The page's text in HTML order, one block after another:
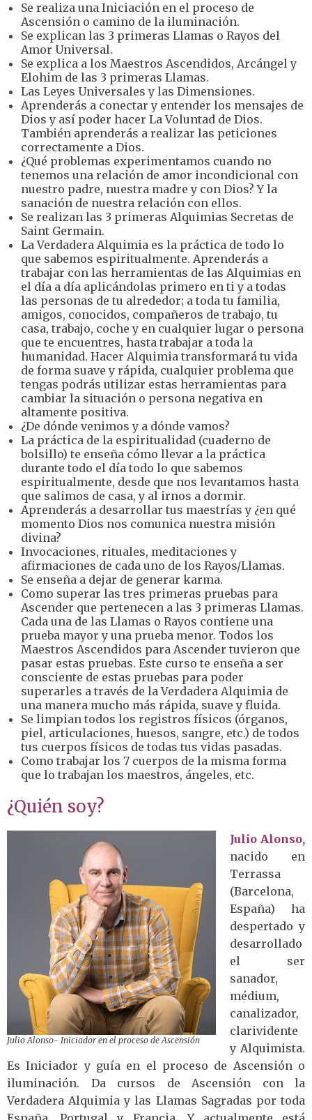
Se realiza una Iniciación en el proceso de
Ascensión o camino de la iluminación.
Se explican las 3 primeras Llamas o Rayos del
Amor Universal.
Se explica a los Maestros Ascendidos, Arcángel y
Elohim de las 3 primeras Llamas.
Las Leyes Universales y las Dimensiones.
Aprenderás a conectar y entender los mensajes de
Dios y así poder hacer La Voluntad de Dios.
También aprenderás a realizar las peticiones
correctamente a Dios.
¿Qué problemas experimentamos cuando no
tenemos una relación de amor incondicional con
nuestro padre, nuestra madre y con Dios? Y la
sanación de nuestra relación con ellos.
Se realizan las 3 primeras Alquimias Secretas de
Saint Germain.
La Verdadera Alquimia es la práctica de todo lo
que sabemos espiritualmente. Aprenderás a
trabajar con las herramientas de las Alquimias en
el día a día aplicándolas primero en ti y a todas
las personas de tu alrededor; a toda tu familia,
amigos, conocidos, compañeros de trabajo, tu
casa, trabajo, coche y en cualquier lugar o persona
que te encuentres, hasta trabajar a toda la
humanidad. Hacer Alquimia transformará tu vida
de forma suave y rápida, cualquier problema que
tengas podrás utilizar estas herramientas para
cambiar la situación o persona negativa en
altamente positiva.
¿De dónde venimos y a dónde vamos?
La práctica de la espiritualidad (cuaderno de
bolsillo) te enseña cómo llevar a la práctica
durante todo el día todo lo que sabemos
espiritualmente, desde que nos levantamos hasta
que salimos de casa, y al irnos a dormir.
Aprenderás a desarrollar tus maestrías y ¿en qué
momento Dios nos comunica nuestra misión
divina?
Invocaciones, rituales, meditaciones y
afirmaciones de cada uno de los Rayos/Llamas.
Se enseña a dejar de generar karma.
Como superar las tres primeras pruebas para
Ascender que pertenecen a las 3 primeras Llamas.
Cada una de las Llamas o Rayos contiene una
prueba mayor y una prueba menor. Todos los
Maestros Ascendidos para Ascender tuvieron que
pasar estas pruebas. Este curso te enseña a ser
consciente de estas pruebas para poder
superarles a través de la Verdadera Alquimia de
una manera mucho más rápida, suave y fluida.
Se limpian todos los registros físicos (órganos,
piel, articulaciones, huesos, sangre, etc.) de todos
tus cuerpos físicos de todas tus vidas pasadas.
Como trabajar los 7 cuerpos de la misma forma
que lo trabajan los maestros, ángeles, etc.
¿Quién soy?
Julio Alonso- Iniciador en el proceso de Ascensión
Julio Alonso,
nacido en
Terrassa
(Barcelona,
España) ha
despertado y
desarrollado
el ser
sanador,
médium,
canalizador,
clarividente
y Alquimista.
Es Iniciador y guía en el proceso de Ascensión o
iluminación. Da cursos de Ascensión con la
Verdadera Alquimia y las Llamas Sagradas por toda